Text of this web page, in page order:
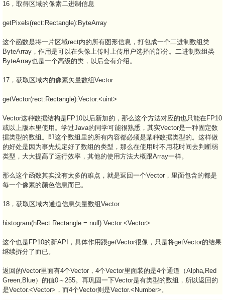
16，取得区域的像素二进制信息
getPixels(rect:Rectangle):ByteArray
这个函数是将一片区域rect内的所有图形信息，打包成一个二进制数组类
ByteArray，作用是可以在头像上传时上传用户选择的部分。二进制数组类
ByteArray也是一个高级的类，以后会有介绍。
17，获取区域内的像素矢量数组Vector
getVector(rect:Rectangle):Vector.<uint>
Vector这种数据结构是FP10以后新加的，那么这个方法对应的也只能在FP10
或以上版本里使用。学过Java的同学可能很熟悉，其实Vector是一种固定数
据类型的数组。即这个数组里的所有内容都必须是某种数据类型的。这样做
的好处是因为事先规定好了数组的类型，那么在使用时不用花时间去判断弱
类型，大大提高了运行效率，其他的使用方法大概跟Array一样。
那么这个函数其实没有太多的难点，就是返回一个Vector，里面包含的都是
每一个像素的颜色信息而已。
18，获取区域内通道信息矢量数组Vector
histogram(hRect:Rectangle = null):Vector.<Vector>
这个也是FP10的新API，具体作用跟getVector很像，只是将getVector的结果
继续拆分了而已。
返回的Vector里面有4个Vector，4个Vector里面装的是4个通道（Alpha,Red
Green,Blue）的值0～255。再巩固一下Vector是有类型的数组，所以返回的
是Vector.<Vector>，而4个Vector则是Vector.<Number>。